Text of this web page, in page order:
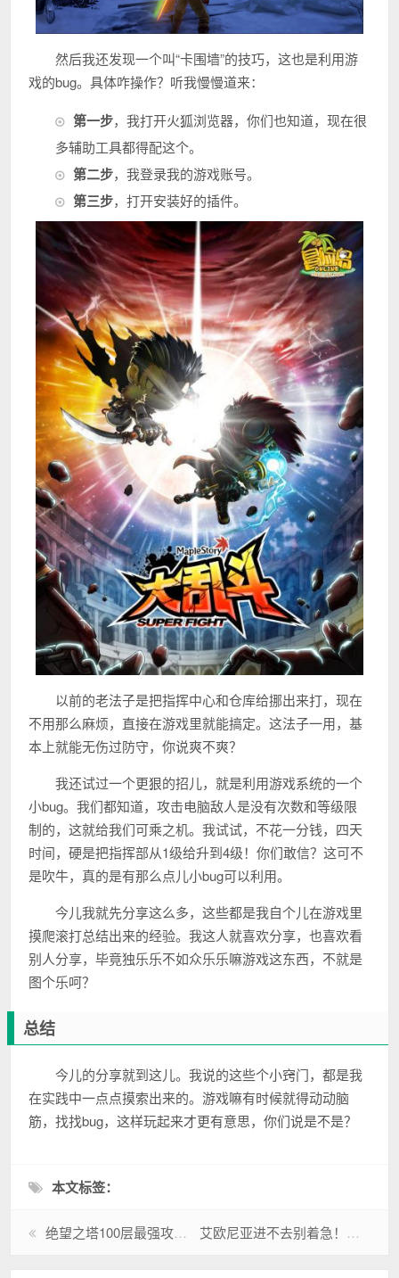
然后我还发现一个叫“卡围墙”的技巧，这也是利用游
戏的bug。具体咋操作？听我慢慢道来：
第一步，我打开火狐浏览器，你们也知道，现在很
多辅助工具都得配这个。
第二步，我登录我的游戏账号。
第三步，打开安装好的插件。
以前的老法子是把指挥中心和仓库给挪出来打，现在
不用那么麻烦，直接在游戏里就能搞定。这法子一用，基
本上就能无伤过防守，你说爽不爽？
我还试过一个更狠的招儿，就是利用游戏系统的一个
小bug。我们都知道，攻击电脑敌人是没有次数和等级限
制的，这就给我们可乘之机。我试试，不花一分钱，四天
时间，硬是把指挥部从1级给升到4级！你们敢信？这可不
是吹牛，真的是有那么点儿小bug可以利用。
今儿我就先分享这么多，这些都是我自个儿在游戏里
摸爬滚打总结出来的经验。我这人就喜欢分享，也喜欢看
别人分享，毕竟独乐乐不如众乐乐嘛游戏这东西，不就是
图个乐呵？
总结
今儿的分享就到这儿。我说的这些个小窍门，都是我
在实践中一点点摸索出来的。游戏嘛有时候就得动动脑
筋，找找bug，这样玩起来才更有意思，你们说是不是？
本文标签：
绝望之塔100层最强攻略，助你快速通关拿奖励！ 艾欧尼亚进不去别着急！试试这些解决方法！